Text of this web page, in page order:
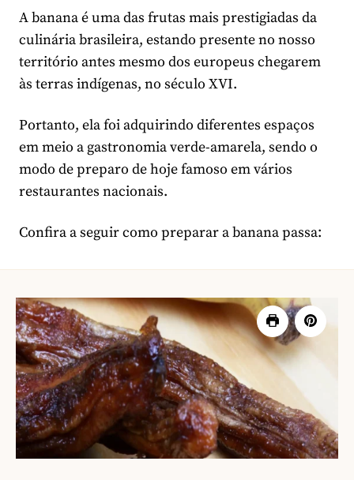
A banana é uma das frutas mais prestigiadas da
culinária brasileira, estando presente no nosso
território antes mesmo dos europeus chegarem
às terras indígenas, no século XVI.
Portanto, ela foi adquirindo diferentes espaços
em meio a gastronomia verde-amarela, sendo o
modo de preparo de hoje famoso em vários
restaurantes nacionais.
Confira a seguir como preparar a banana passa: